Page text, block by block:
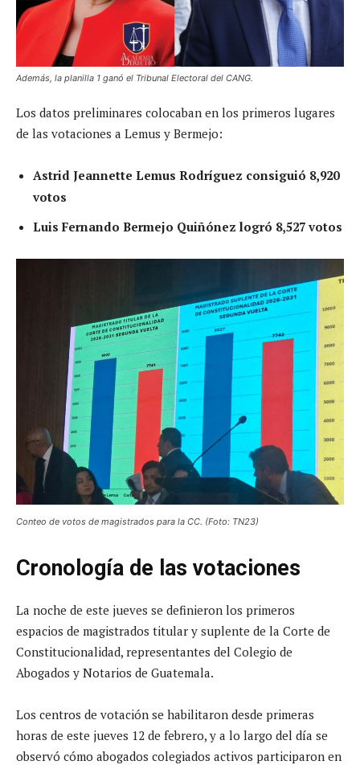
Además, la planilla 1 ganó el Tribunal Electoral del CANG.
Los datos preliminares colocaban en los primeros lugares
de las votaciones a Lemus y Bermejo:
Astrid Jeannette Lemus Rodríguez consiguió 8,920
votos
Luis Fernando Bermejo Quiñónez logró 8,527 votos
Conteo de votos de magistrados para la CC. (Foto: TN23)
Cronología de las votaciones
La noche de este jueves se definieron los primeros
espacios de magistrados titular y suplente de la Corte de
Constitucionalidad, representantes del Colegio de
Abogados y Notarios de Guatemala.
Los centros de votación se habilitaron desde primeras
horas de este jueves 12 de febrero, y a lo largo del día se
observó cómo abogados colegiados activos participaron en